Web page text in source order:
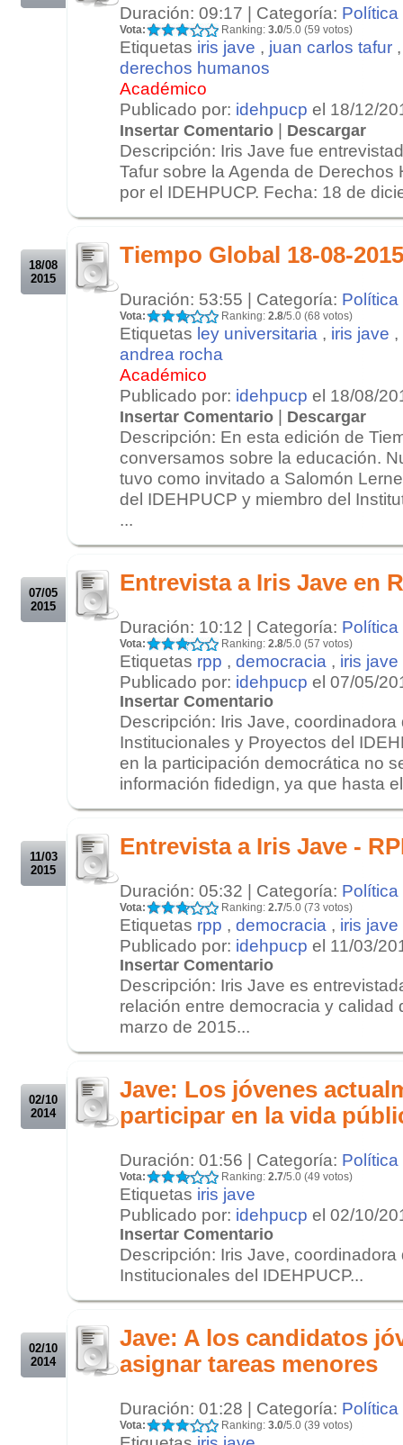
Duración: 09:17 | Categoría: Política
Vota: Ranking: 3.0/5.0 (59 votos)
Etiquetas iris jave , juan carlos tafur
derechos humanos
Académico
Publicado por: idehpucp el 18/12/
Insertar Comentario | Descargar
Descripción: Iris Jave fue
Tafur sobre la Agenda de Derechos
por el IDEHPUCP. Fecha: 18 de
18/08
2015
Tiempo Global 18-08-2015
Duración: 53:55 | Categoría: Política
Vota: Ranking: 2.8/5.0 (68 votos)
Etiquetas ley universitaria , iris jave ,
andrea rocha
Académico
Publicado por: idehpucp el 18/08/
Insertar Comentario | Descargar
Descripción: En esta edición de
conversamos sobre la educación.
tuvo como invitado a Salomón
del IDEHPUCP y miembro del
...
07/05
2015
Entrevista a Iris Jave en
Duración: 10:12 | Categoría: Política
Vota: Ranking: 2.8/5.0 (57 votos)
Etiquetas rpp , democracia , iris jave
Publicado por: idehpucp el 07/05/
Insertar Comentario
Descripción: Iris Jave,
Institucionales y Proyectos del
en la participación democrática no
información fidedign, ya que hasta
11/03
2015
Entrevista a Iris Jave -
Duración: 05:32 | Categoría: Política
Vota: Ranking: 2.7/5.0 (73 votos)
Etiquetas rpp , democracia , iris jave
Publicado por: idehpucp el 11/03/
Insertar Comentario
Descripción: Iris Jave es
relación entre democracia y calidad
marzo de 2015...
02/10
2014
Jave: Los jóvenes
participar en la vida
Duración: 01:56 | Categoría: Política
Vota: Ranking: 2.7/5.0 (49 votos)
Etiquetas iris jave
Publicado por: idehpucp el 02/10/
Insertar Comentario
Descripción: Iris Jave,
Institucionales del IDEHPUCP...
02/10
2014
Jave: A los candidatos
asignar tareas menores
Duración: 01:28 | Categoría: Política
Vota: Ranking: 3.0/5.0 (39 votos)